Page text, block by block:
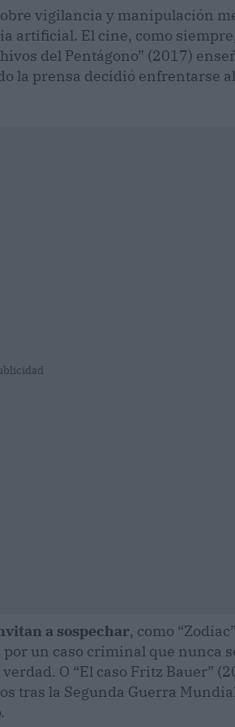
vigilancia y manipulación
artificial. El cine, como
del Pentágono” (2017)
la prensa decidió enfrentarse al
a sospechar, como
un caso criminal que nunca
O “El caso Fritz Bauer”
tras la Segunda Guerra